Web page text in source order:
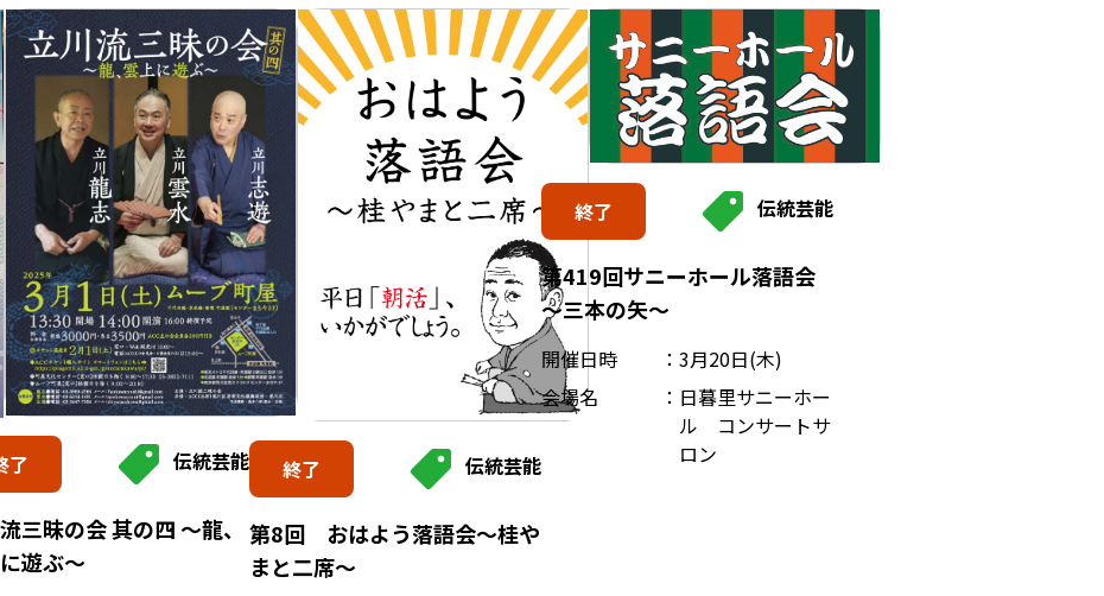
了 伝統芸能
三昧の会 其の四 ～龍、
遊ぶ～
終了 伝統芸能
第8回 おはよう落語会～桂や
まと二席～
終了 伝統芸能
第419回サニーホール落語会
～三本の矢～
開催日時
3月20日(木)
会場名
日暮里サニーホー
ル コンサートサ
ロン